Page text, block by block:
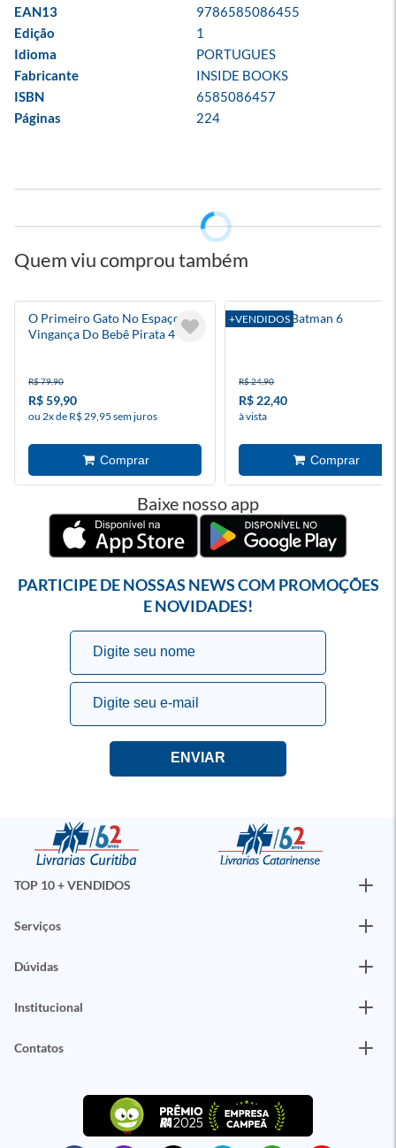
EAN13
9786585086455
Edição
1
Idioma
PORTUGUES
Fabricante
INSIDE BOOKS
ISBN
6585086457
Páginas
224
Quem viu comprou também
O Primeiro Gato No Espaço E A
Vingança Do Bebê Pirata 4
R$ 79,90
R$ 59,90
ou 2x de R$ 29,95 sem juros
+VENDIDOS
Absolute Batman 6
R$ 24,90
R$ 22,40
à vista
Baixe nosso app
PARTICIPE DE NOSSAS NEWS COM PROMOÇÕES
E NOVIDADES!
TOP 10 + VENDIDOS
Serviços
Dúvidas
Institucional
Contatos